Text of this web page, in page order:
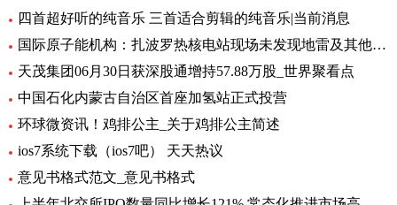
四首超好听的纯音乐 三首适合剪辑的纯音乐|当前消息
国际原子能机构：扎波罗热核电站现场未发现地雷及其他爆炸物
天茂集团06月30日获深股通增持57.88万股_世界聚看点
中国石化内蒙古自治区首座加氢站正式投营
环球微资讯！鸡排公主_关于鸡排公主简述
ios7系统下载（ios7吧） 天天热议
意见书格式范文_意见书格式